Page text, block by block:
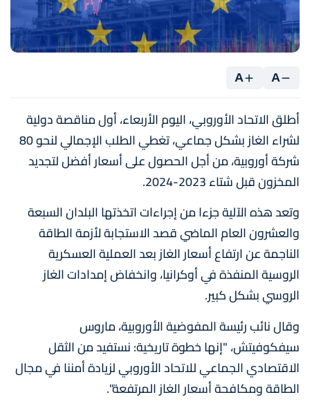
A
A
أطلق الاتحاد الأوروبي، اليوم الأربعاء، أول مناقصة دولية
لشراء الغاز بشكل جماعي، تغطي الطلب الإجمالي لنحو 80
شركة أوروبية، من أجل الحصول على أسعار أفضل لتجديد
المخزون قبل شتاء 2023-2024.
وتعد هذه الآلية جزءا من إجراءات اتخذتها البلدان السبعة
والعشرون العام الماضي قصد الاستجابة لأزمة الطاقة
الناجمة عن ارتفاع أسعار الغاز بعد العملية العسكرية
الروسية المنفذة في أوكرانيا، وانخفاض إمدادات الغاز
الروسي بشكل كبير.
وقال نائب رئيسة المفوضية الأوروبية، ماروس
سيفكوفيتش، "إنها خطوة تاريخية: نستفيد من الثقل
الاقتصادي الجماعي للاتحاد الأوروبي لزيادة أمننا في مجال
الطاقة ومكافحة أسعار الغاز المرتفعة".